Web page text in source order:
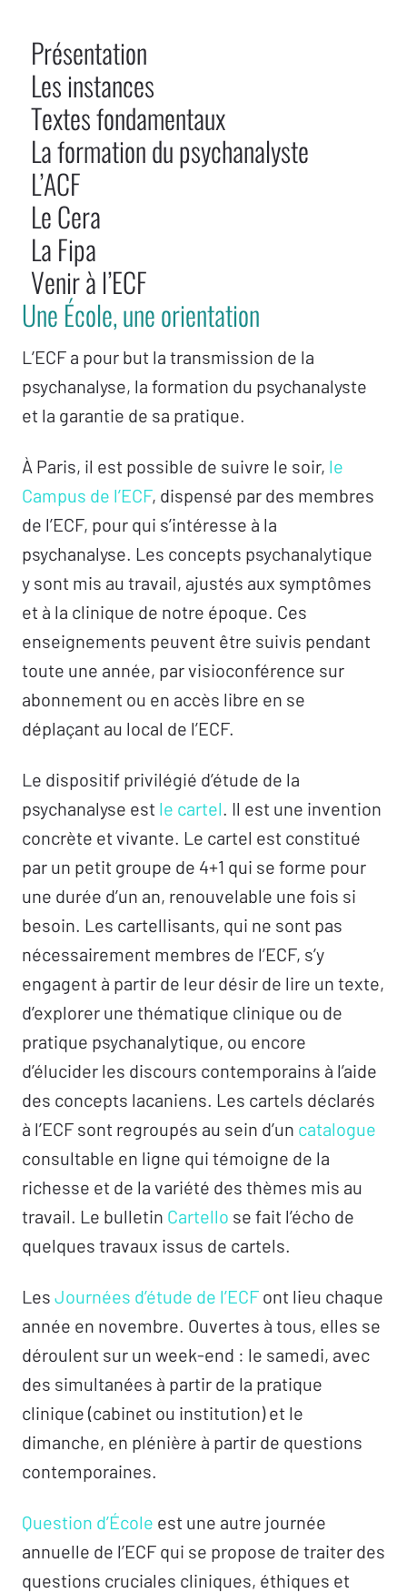
Présentation
Les instances
Textes fondamentaux
La formation du psychanalyste
L’ACF
Le Cera
La Fipa
Venir à l’ECF
Une École, une orientation
L’ECF a pour but la transmission de la
psychanalyse, la formation du psychanalyste
et la garantie de sa pratique.
À Paris, il est possible de suivre le soir, le
Campus de l’ECF, dispensé par des membres
de l’ECF, pour qui s’intéresse à la
psychanalyse. Les concepts psychanalytique
y sont mis au travail, ajustés aux symptômes
et à la clinique de notre époque. Ces
enseignements peuvent être suivis pendant
toute une année, par visioconférence sur
abonnement ou en accès libre en se
déplaçant au local de l’ECF.
Le dispositif privilégié d’étude de la
psychanalyse est le cartel. Il est une invention
concrète et vivante. Le cartel est constitué
par un petit groupe de 4+1 qui se forme pour
une durée d’un an, renouvelable une fois si
besoin. Les cartellisants, qui ne sont pas
nécessairement membres de l’ECF, s’y
engagent à partir de leur désir de lire un texte,
d’explorer une thématique clinique ou de
pratique psychanalytique, ou encore
d’élucider les discours contemporains à l’aide
des concepts lacaniens. Les cartels déclarés
à l’ECF sont regroupés au sein d’un catalogue
consultable en ligne qui témoigne de la
richesse et de la variété des thèmes mis au
travail. Le bulletin Cartello se fait l’écho de
quelques travaux issus de cartels.
Les Journées d’étude de l’ECF ont lieu chaque
année en novembre. Ouvertes à tous, elles se
déroulent sur un week-end : le samedi, avec
des simultanées à partir de la pratique
clinique (cabinet ou institution) et le
dimanche, en plénière à partir de questions
contemporaines.
Question d’École est une autre journée
annuelle de l’ECF qui se propose de traiter des
questions cruciales cliniques, éthiques et